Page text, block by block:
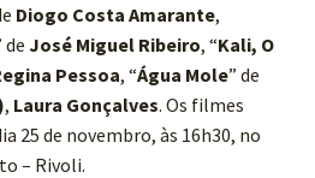
Diogo Costa Amarante,
deJosé Miguel Ribeiro, “Kali, O
Pessoa, “Água Mole” de
, Laura Gonçalves. Os filmes
25 de novembro, às 16h30, no
– Rivoli.